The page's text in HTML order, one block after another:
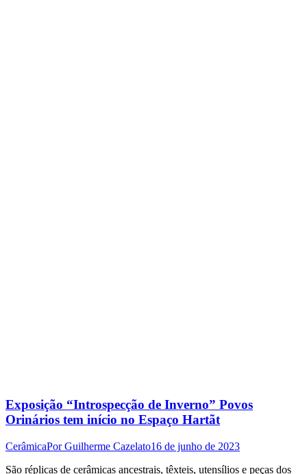
Exposição “Introspecção de Inverno” Povos
Orinários tem início no Espaço Hartãt
CerâmicaPorGuilherme Cazelato16 de junho de 2023
São réplicas de cerâmicas ancestrais, têxteis, utensílios e peças dos